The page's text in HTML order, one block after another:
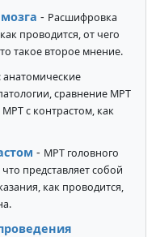
- Расшифровка
проводится, от чего
такое второе мнение.
анатомические
сравнение МРТ
с контрастом, как
- МРТ головного
представляет собой
как проводится,